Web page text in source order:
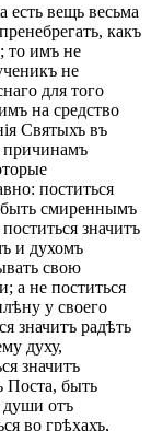
есть вещь весьма
какъ
то имъ не
не
для того
на средство
Святыхъ въ
причинамъ
поститься
быть смиреннымъ
значитъ
и духомъ
свою
а не поститься
у своего
значитъ радѣть
духу,
значитъ
Поста, быть
души отъ
во грѣхахъ,